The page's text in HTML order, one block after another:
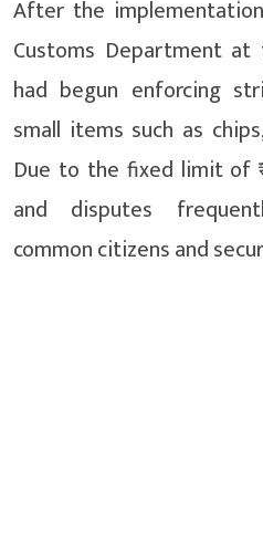
After the
Customs Department
had begun enforcing
small items such as
Due to the fixed limit of
and disputes
common citizens and